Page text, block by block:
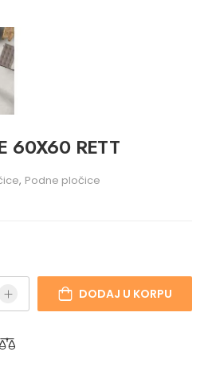
60X60 RETT
, Podne pločice
DODAJ U KORPU